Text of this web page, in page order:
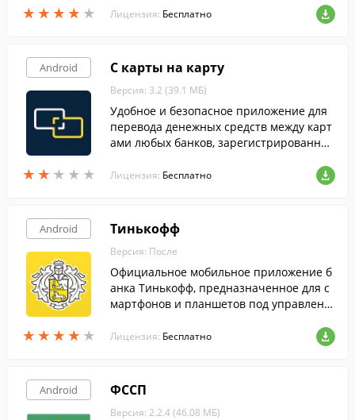
★ ★ ★ ★ ★
★ ★ ★ ★ ★
х на счетах, совершать переводы и т. д.
Лицензия: Бесплатно
Android
★ ★ ★ ★ ★
★ ★ ★ ★ ★
С карты на карту
Версия: 3.2 (39.1 МБ)
Удобное и безопасное приложение для
перевода денежных средств между карт
ами любых банков, зарегистрированных
Лицензия: Бесплатно
Android
★ ★ ★ ★ ★
★ ★ ★ ★ ★
Тинькофф
Версия: После
Официальное мобильное приложение б
анка Тинькофф, предназначенное для с
мартфонов и планшетов под управлени
Лицензия: Бесплатно
Android ФССП
Версия: 2.2.4 (46.08 МБ)